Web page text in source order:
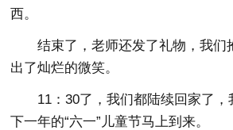
西。
结束了，老师还发了礼物，我们
出了灿烂的微笑。
11：30了，我们都陆续回家了
下一年的“六一”儿童节马上到来。